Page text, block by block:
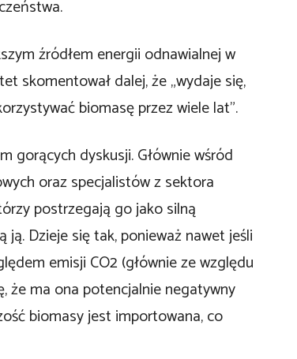
źródłem energii odnawialnej w
skomentował dalej, że „wydaje się,
biomasę przez wiele lat”.
gorących dyskusji. Głównie wśród
oraz specjalistów z sektora
postrzegają go jako silną
Dzieje się tak, ponieważ nawet jeśli
emisji CO2 (głównie ze względu
że ma ona potencjalnie negatywny
biomasy jest importowana, co